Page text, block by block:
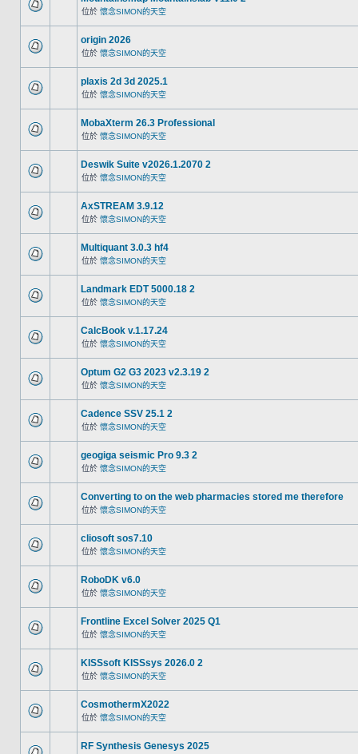
位於 懷念SIMON的天空
origin 2026
位於 懷念SIMON的天空
plaxis 2d 3d 2025.1
位於 懷念SIMON的天空
MobaXterm 26.3 Professional
位於 懷念SIMON的天空
Deswik Suite v2026.1.2070 2
位於 懷念SIMON的天空
AxSTREAM 3.9.12
位於 懷念SIMON的天空
Multiquant 3.0.3 hf4
位於 懷念SIMON的天空
Landmark EDT 5000.18 2
位於 懷念SIMON的天空
CalcBook v.1.17.24
位於 懷念SIMON的天空
Optum G2 G3 2023 v2.3.19 2
位於 懷念SIMON的天空
Cadence SSV 25.1 2
位於 懷念SIMON的天空
geogiga seismic Pro 9.3 2
位於 懷念SIMON的天空
Converting to on the web pharmacies stored me therefore
位於 懷念SIMON的天空
cliosoft sos7.10
位於 懷念SIMON的天空
RoboDK v6.0
位於 懷念SIMON的天空
Frontline Excel Solver 2025 Q1
位於 懷念SIMON的天空
KISSsoft KISSsys 2026.0 2
位於 懷念SIMON的天空
CosmothermX2022
位於 懷念SIMON的天空
RF Synthesis Genesys 2025